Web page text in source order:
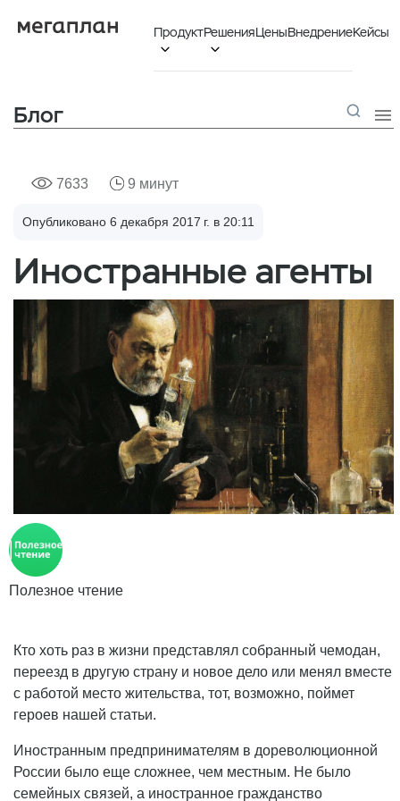
Продукт

Решения

ЦеныВнедрениеКейсы
Блог 
7633 9 минут
Опубликовано 6 декабря 2017 г. в 20:11
Иностранные агенты
Кто хоть раз в жизни представлял собранный чемодан,
переезд в другую страну и новое дело или менял вместе
с работой место жительства, тот, возможно, поймет
героев нашей статьи.
Иностранным предпринимателям в дореволюционной
России было еще сложнее, чем местным. Не было
семейных связей, а иностранное гражданство
Полезное чтение